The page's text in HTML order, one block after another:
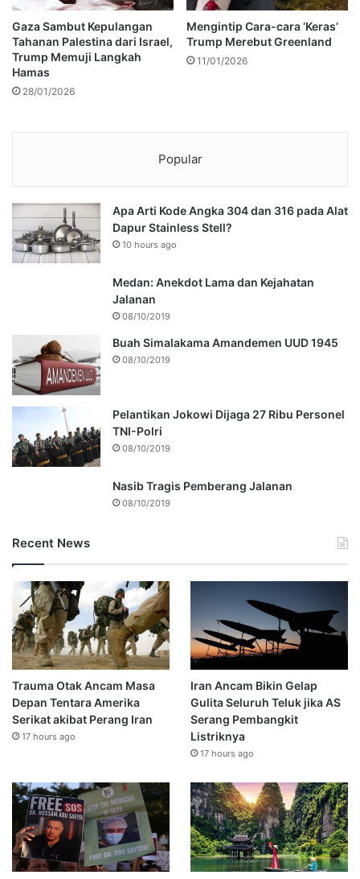
Gaza Sambut Kepulangan
Tahanan Palestina dari Israel,
Trump Memuji Langkah
Hamas
28/01/2026
Mengintip Cara-cara ‘Keras’
Trump Merebut Greenland
11/01/2026
Popular
Apa Arti Kode Angka 304 dan 316 pada Alat
Dapur Stainless Stell?
10 hours ago
Medan: Anekdot Lama dan Kejahatan
Jalanan
08/10/2019
Buah Simalakama Amandemen UUD 1945
08/10/2019
Pelantikan Jokowi Dijaga 27 Ribu Personel
TNI-Polri
08/10/2019
Nasib Tragis Pemberang Jalanan
08/10/2019
Recent News
Trauma Otak Ancam Masa
Depan Tentara Amerika
Serikat akibat Perang Iran
17 hours ago
Iran Ancam Bikin Gelap
Gulita Seluruh Teluk jika AS
Serang Pembangkit
Listriknya
17 hours ago